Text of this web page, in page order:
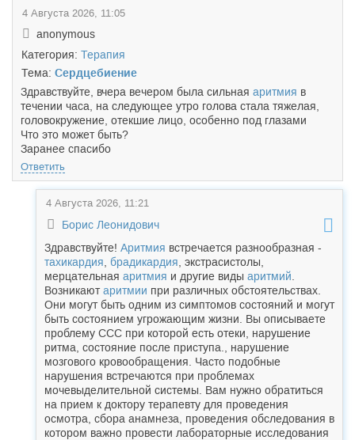
4 Августа 2026, 11:05
anonymous
Категория: Терапия
Тема: Сердцебиение
Здравствуйте, вчера вечером была сильная аритмия в
течении часа, на следующее утро голова стала тяжелая,
головокружение, отекшие лицо, особенно под глазами
Что это может быть?
Заранее спасибо
Ответить
4 Августа 2026, 11:21
Борис Леонидович
Здравствуйте! Аритмия встречается разнообразная -
тахикардия брадикардия , экстрасистолы,
мерцательная аритмия и другие виды аритмий
Возникаютаритмии при различных обстоятельствах.
Они могут быть одним из симптомов состояний и могут
быть состоянием угрожающим жизни. Вы описываете
проблему ССС при которой есть отеки, нарушение
ритма, состояние после приступа., нарушение
мозгового кровообращения. Часто подобные
нарушения встречаются при проблемах
мочевыделительной системы. Вам нужно обратиться
на прием к доктору терапевту для проведения
осмотра, сбора анамнеза, проведения обследования в
котором важно провести лабораторные исследования